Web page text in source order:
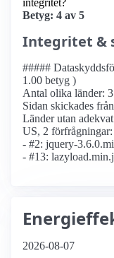
integritet?
Betyg: 4 av 5
Integritet &
#####
1.00 betyg )
Antal olika länder: 3
Sidan skickades
Länder utan
US, 2 förfrågningar:
- #2: jquery-3.6.0.mi
- #13:
2026-08-07